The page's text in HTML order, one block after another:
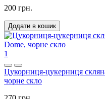
200 грн.
Додати в кошик
1
Цукорниця-цукерниця
чорне скло